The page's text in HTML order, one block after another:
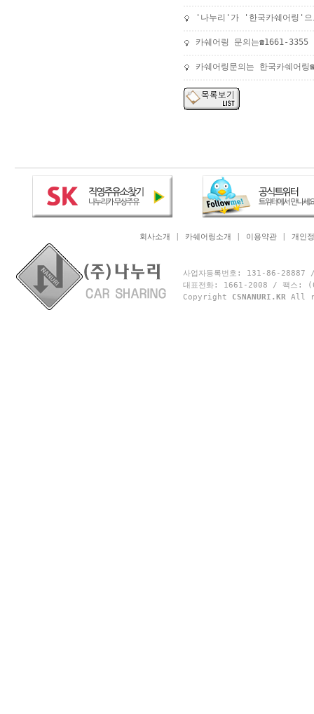
'나누리'가 '한국카쉐어링'
카쉐어링 문의는☎1661-3355
카쉐어링문의는 한국카쉐어
회사소개 카쉐어링소개 이용약관 개인
사업자등록번호: 131-86-28887
대표전화: 1661-2008 / 팩스:
Copyright CSNANURI.KR All